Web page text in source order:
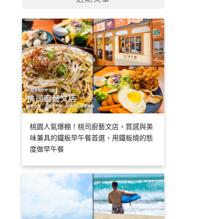
桃園人氣爆棚！桃司廚藝文店，質感與美
味兼具的鐵板早午餐首選，用鐵板燒的態
度做早午餐